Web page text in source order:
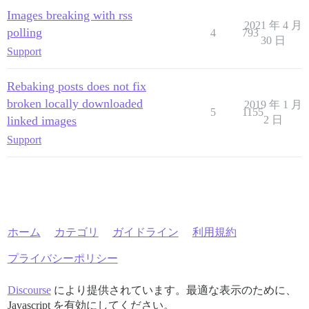
Images breaking with rss
polling
Support
4 793
2021 年 4 月
30 日
Rebaking posts does not fix
broken locally downloaded
linked images
Support
5 1155
2019 年 1 月
2 日
ホーム カテゴリ ガイドライン 利用規約
プライバシーポリシー
Discourseにより提供されています。最適な表示のために、
Javascript を有効にしてください。